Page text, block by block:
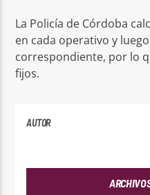
La Policía de Córdoba
en cada operativo y
correspondiente, por lo
fijos.
AUTOR